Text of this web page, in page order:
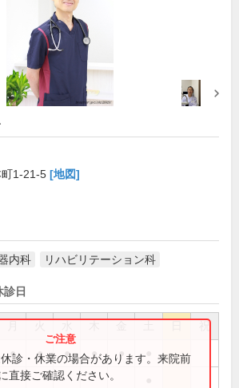
1-21-5 [地図]
内科 リハビリテーション科
日
祝
● ● ● ● ●
診・休業の場合があります。来院前
直接ご確認ください。